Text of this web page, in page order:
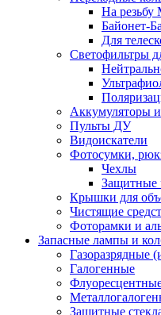
На
Байонет-
Для
Светофильтры
Аккумуляторы и
Пульты ДУ
Видоискатели
Фотосумки,
Чехлы
Защитные
Крышки для
Чистящие
Фоторамки и
Запасные лампы и
Газоразрядные
Галогенные
Защитные